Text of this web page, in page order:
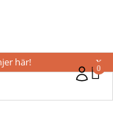
0
här! X